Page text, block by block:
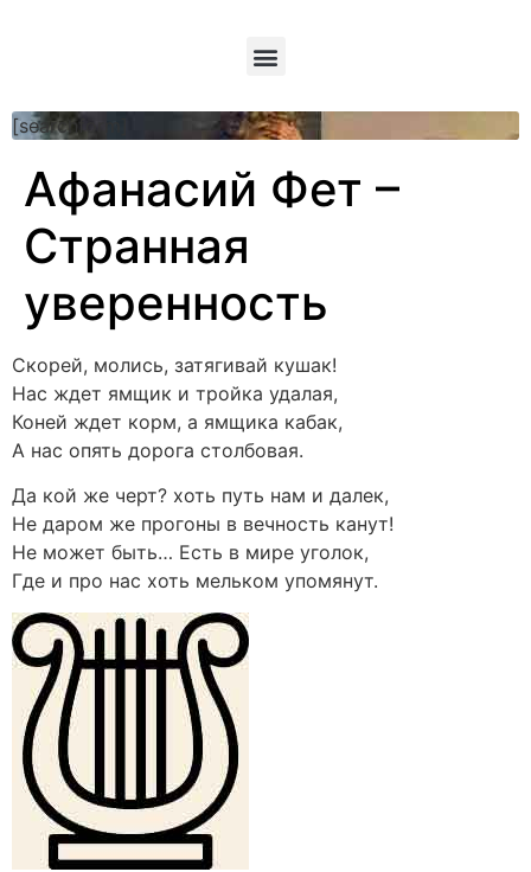
[searchform]
Афанасий Фет –
Странная
уверенность
Скорей, молись, затягивай кушак!
Нас ждет ямщик и тройка удалая,
Коней ждет корм, а ямщика кабак,
А нас опять дорога столбовая.
Да кой же черт? хоть путь нам и далек,
Не даром же прогоны в вечность канут!
Не может быть… Есть в мире уголок,
Где и про нас хоть мельком упомянут.